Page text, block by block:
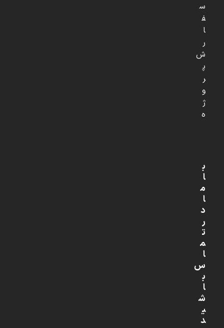
س
ف
ا
ر
ش
پ
ر
و
ژ
ه
ب
ا
م
ا
د
ر
ت
م
ا
س
ب
ا
ش
ی
د